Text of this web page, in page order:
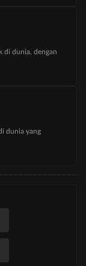
di dunia, dengan
dunia yang